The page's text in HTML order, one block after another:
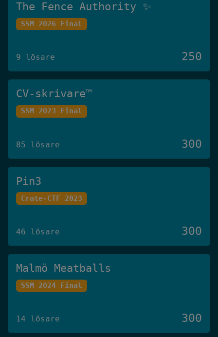
The Fence Authority ✨
SSM 2026 Final
9 lösare 250
CV-skrivare™️
SSM 2023 Final
85 lösare 300
Pin3
Crate-CTF 2023
46 lösare 300
Malmö Meatballs
SSM 2024 Final
14 lösare 300